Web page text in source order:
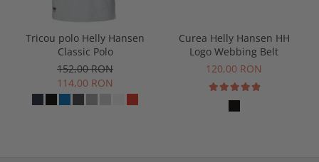
Tricou polo Helly Hansen
Classic Polo
152,00 RON
114,00 RON
Curea Helly Hansen HH
Logo Webbing Belt
120,00 RON